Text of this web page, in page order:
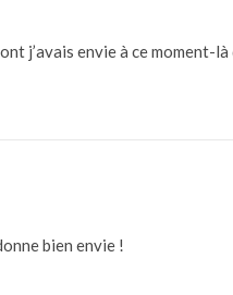
j’avais envie à ce moment-là
bien envie !